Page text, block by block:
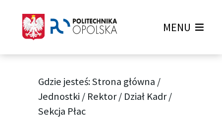
MENU
Gdzie jesteś:Strona główna /
Jednostki / Rektor/ Dział Kadr/
Sekcja Płac